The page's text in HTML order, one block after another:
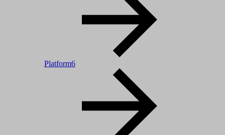
Platform6